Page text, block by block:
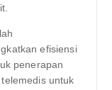
efisiensi
penerapan
untuk